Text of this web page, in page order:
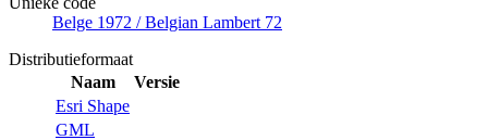
Belge 1972 / Belgian Lambert 72
Distributieformaat
Naam
Versie
Esri Shape
GML